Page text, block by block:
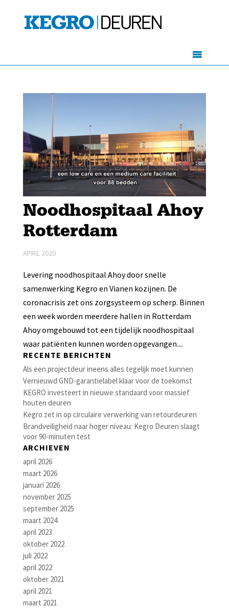
Noodhospitaal Ahoy
Rotterdam
APRIL 2020
Levering noodhospitaal Ahoy door snelle
samenwerking Kegro en Vianen kozijnen. De
coronacrisis zet ons zorgsysteem op scherp. Binnen
een week worden meerdere hallen in Rotterdam
Ahoy omgebouwd tot een tijdelijk noodhospitaal
waar patiënten kunnen worden opgevangen....
RECENTE BERICHTEN
Als een projectdeur ineens alles tegelijk moet kunnen
Vernieuwd GND-garantielabel klaar voor de toekomst
KEGRO investeert in nieuwe standaard voor massief
houten deuren
Kegro zet in op circulaire verwerking van retourdeuren
Brandveiligheid naar hoger niveau: Kegro Deuren slaagt
voor 90-minuten test
ARCHIEVEN
april 2026
maart 2026
januari 2026
november 2025
september 2025
maart 2024
april 2023
oktober 2022
juli 2022
april 2022
oktober 2021
april 2021
maart 2021